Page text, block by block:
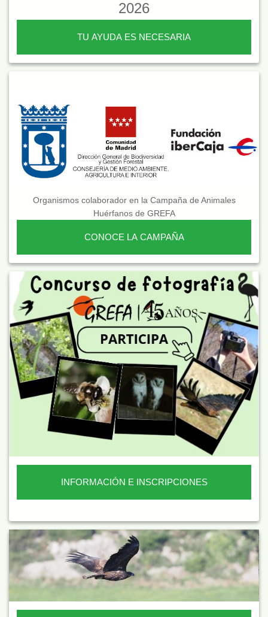
2026
TU AYUDA ES NECESARIA
Organismos colaborador en la Campaña de Animales
Huérfanos de GREFA
CONOCE LA CAMPAÑA
INFORMACIÓN E INSCRIPCIONES